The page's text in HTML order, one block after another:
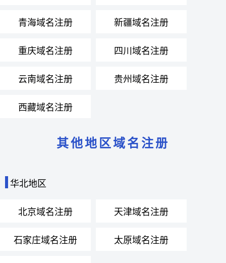
青海域名注册 新疆域名注册
重庆域名注册 四川域名注册
云南域名注册 贵州域名注册
西藏域名注册
其他地区域名注册
华北地区
北京域名注册 天津域名注册
石家庄域名注册 太原域名注册